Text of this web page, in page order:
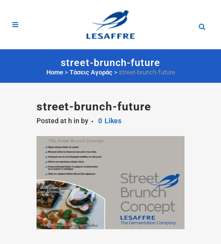
street-brunch-future
Home> Τάσεις Αγοράς> street-brunch-future
street-brunch-future
Posted at h in by 0 Likes